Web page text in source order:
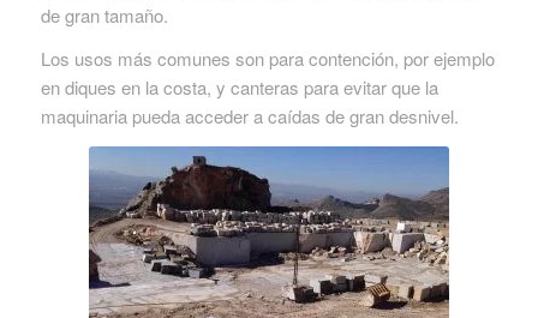
de gran tamaño.
Los usos más comunes son para contención, por ejemplo
en diques en la costa, y canteras para evitar que la
maquinaria pueda acceder a caídas de gran desnivel.